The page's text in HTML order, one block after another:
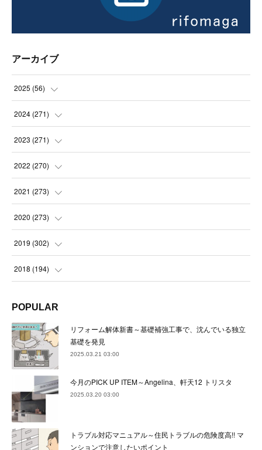
アーカイブ
2025 (56)
(14
(21
(21
2024 (271)
(21
(22
(23
(22
(24)
22)
(22)
(22)
(25
2023 (271)
(22
(23
(23
(21
(23 )
(24
(21
(24)
(21
( 23)
2022 (270)
(23
(23
(22
(23
(22 )
(23
(23
(22)
(24
( 21)
2021 (273)
(24
(23
(22
(23)
(23
(22)
(23
( 24)
2020 (273)
(24
(22
(22)
(24
(24)
(23
( 21)
2019 (302)
(23
(22)
(21)
(27)
(22
33)
2018 (194)
(17)
(32)
(36)
(30
34)
POPULAR
リフォーム解体新書～基礎補強工事で、沈んでいる独立
基礎を発見
2025.03.21 03:00
今月のPICK UP ITEM～Angelina、軒天12 トリスタ
2025.03.20 03:00
トラブル対応マニュアル～住民トラブルの危険度高!! マ
ンションで注意したいポイント